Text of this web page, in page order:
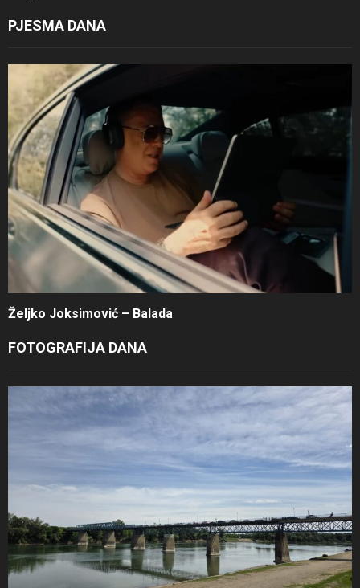
PJESMA DANA
Željko Joksimović – Balada
FOTOGRAFIJA DANA